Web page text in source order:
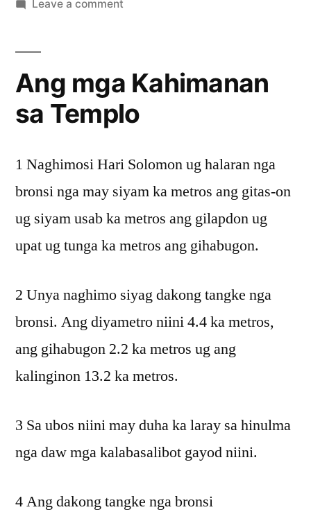
by
Leave a commenton
Ang mga Kahimanan
sa Templo
1 Naghimosi Hari Solomon ug halaran nga
bronsi nga may siyam ka metros ang gitas-on
ug siyam usab ka metros ang gilapdon ug
upat ug tunga ka metros ang gihabugon.
2 Unya naghimo siyag dakong tangke nga
bronsi. Ang diyametro niini 4.4 ka metros,
ang gihabugon 2.2 ka metros ug ang
kalinginon 13.2 ka metros.
3 Sa ubos niini may duha ka laray sa hinulma
nga daw mga kalabasalibot gayod niini.
4 Ang dakong tangke nga bronsi